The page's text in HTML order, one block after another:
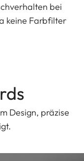
bei
keine Farbfilter
Design, präzise